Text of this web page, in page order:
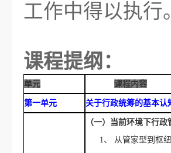
工作中得以执行
课程提纲 ：
单元 课程内容
第一单元 关于行政统筹的基本认
（一）当前环境下行
1、 从管家型到枢